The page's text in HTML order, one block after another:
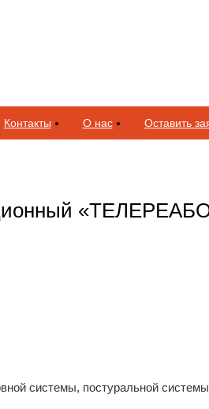
Контакты О нас Оставить
системы, постуральной